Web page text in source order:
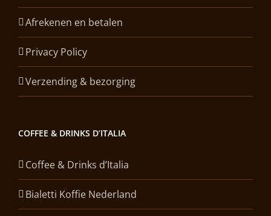
Afrekenen en betalen
Privacy Policy
Verzending & bezorging
COFFEE & DRINKS D’ITALIA
Coffee & Drinks d’Italia
Bialetti Koffie Nederland